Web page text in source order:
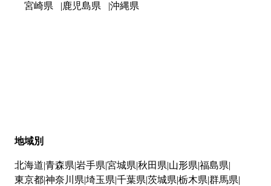
宮崎県
鹿児島県 沖縄県
地域別
北海道 青森県 岩手県 宮城県 秋田県 山形県 福島県
東京都神奈川県 埼玉県 千葉県 茨城県 栃木県 群馬県